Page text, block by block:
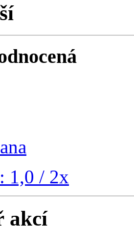
1,0 / 2x
akcí